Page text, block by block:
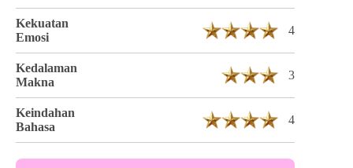
Kekuatan
Emosi
4
Kedalaman
Makna
3
Keindahan
Bahasa
4